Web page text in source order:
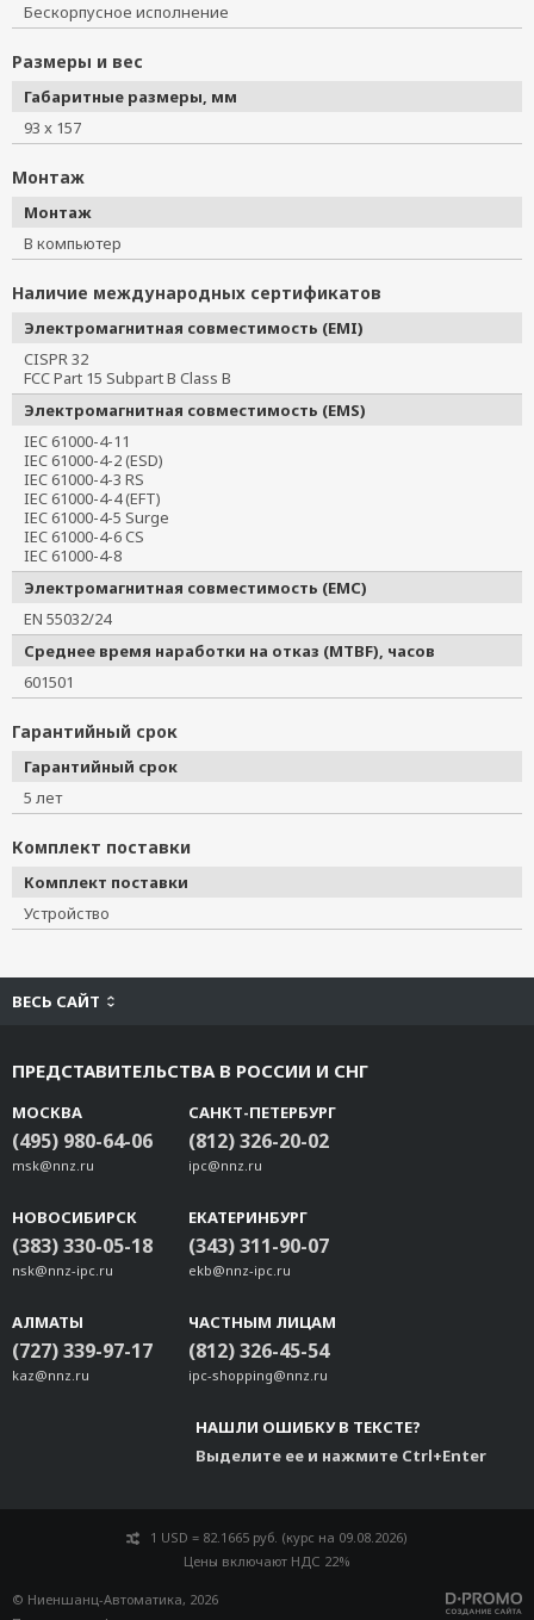
Бескорпусное исполнение
Размеры и вес
Габаритные размеры, мм
93 x 157
Монтаж
Монтаж
В компьютер
Наличие международных сертификатов
Электромагнитная совместимость (EMI)
CISPR 32
FCC Part 15 Subpart B Class B
Электромагнитная совместимость (EMS)
IEC 61000-4-11
IEC 61000-4-2 (ESD)
IEC 61000-4-3 RS
IEC 61000-4-4 (EFT)
IEC 61000-4-5 Surge
IEC 61000-4-6 CS
IEC 61000-4-8
Электромагнитная совместимость (EMC)
EN 55032/24
Среднее время наработки на отказ (MTBF), часов
601501
Гарантийный срок
Гарантийный срок
5 лет
Комплект поставки
Комплект поставки
Устройство
ВЕСЬ САЙТ
ПРЕДСТАВИТЕЛЬСТВА В РОССИИ И СНГ
МОСКВА
(495) 980-64-06
msk@nnz.ru
САНКТ-ПЕТЕРБУРГ
(812) 326-20-02
ipc@nnz.ru
НОВОСИБИРСК
(383) 330-05-18
nsk@nnz-ipc.ru
ЕКАТЕРИНБУРГ
(343) 311-90-07
ekb@nnz-ipc.ru
АЛМАТЫ
(727) 339-97-17
kaz@nnz.ru
ЧАСТНЫМ ЛИЦАМ
(812) 326-45-54
ipc-shopping@nnz.ru
НАШЛИ ОШИБКУ В ТЕКСТЕ?
Выделите ее и нажмите Ctrl+Enter
1 USD = 82.1665 руб. (курс на 09.08.2026)
Цены включают НДС 22%
© Ниеншанц-Автоматика, 2026